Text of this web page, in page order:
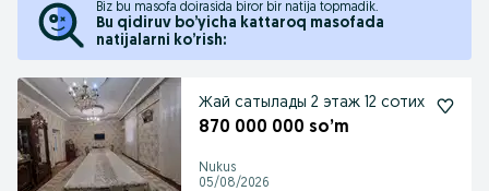
Biz bu masofa doirasida biror bir natija topmadik.
Bu qidiruv bo’yicha kattaroq masofada
natijalarni ko’rish:
Жай сатылады 2 этаж 12 сотих
870 000 000 so’m
Nukus
05/08/2026